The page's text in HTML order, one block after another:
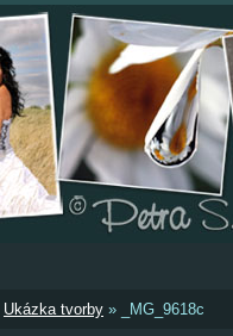
Ukázka tvorby » _MG_9618c